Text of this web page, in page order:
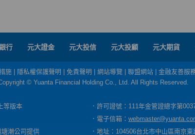
行 元大證金 元大投信 元大投顧 元大期貨
施 隱私權保護聲明 免責聲明 網站導覽 聯盟網站
金融友善服
© Yuanta Financial Holding Co., Ltd. All Rights Reserved.
等版本
．許可證號：111年金管證總字第
．電子信箱：
潮公司提供
．地址：104506台北市中山區南京